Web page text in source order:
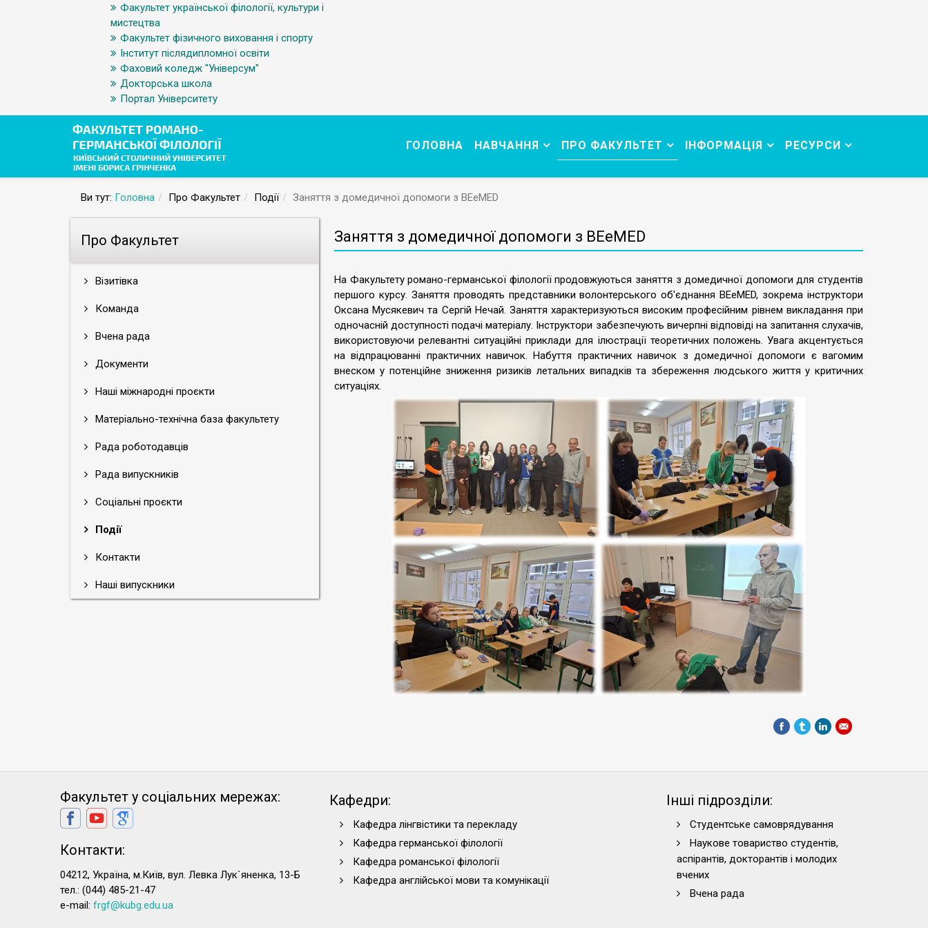
Факультет української філології, культури і
мистецтва
Факультет фізичного виховання і спорту
Інститут післядипломної освіти
Фаховий коледж "Універсум"
Докторська школа
Портал Університету
ГОЛОВНА НАВЧАННЯ ПРО ФАКУЛЬТЕТ ІНФОРМАЦІЯ РЕСУРСИ
Ви тут: Головна Про Факультет Події Заняття з домедичної допомоги з BEeMED
Про Факультет
Візитівка
Команда
Вчена рада
Документи
Наші міжнародні проєкти
Матеріально-технічна база факультету
Рада роботодавців
Рада випускників
Соціальні проєкти
Події
Контакти
Наші випускники
Заняття з домедичної допомоги з BEeMED
На Факультету романо-германської філології продовжуються заняття з домедичної допомоги для студентів
першого курсу. Заняття проводять представники волонтерського об'єднання BEeMED, зокрема інструктори
Оксана Мусякевич та Сергій Нечай. Заняття характеризуються високим професійним рівнем викладання при
одночасній доступності подачі матеріалу. Інструктори забезпечують вичерпні відповіді на запитання слухачів,
використовуючи релевантні ситуаційні приклади для ілюстрації теоретичних положень. Увага акцентується
на відпрацюванні практичних навичок. Набуття практичних навичок з домедичної допомоги є вагомим
внеском у потенційне зниження ризиків летальних випадків та збереження людського життя у критичних
ситуаціях.
Факультет у соціальних мережах:
Контакти:
04212, Україна, м.Київ, вул. Левка Лук`яненка, 13-Б
тел.: (044) 485-21-47
e-mail: frgf@kubg.edu.ua
Кафедри:
Кафедра лінгвістики та перекладу
Кафедра германської філології
Кафедра романської філології
Кафедра англійської мови та комунікації
Інші підрозділи:
Студентське самоврядування
Наукове товариство студентів,
аспірантів, докторантів і молодих
вчених
Вчена рада